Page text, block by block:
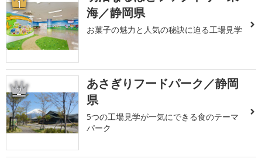
1
海／静岡県
お菓子の魅力と人気の秘訣に迫る工場見学
2
あさぎりフードパーク／静岡
県
5つの工場見学が一気にできる食のテーマ
パーク